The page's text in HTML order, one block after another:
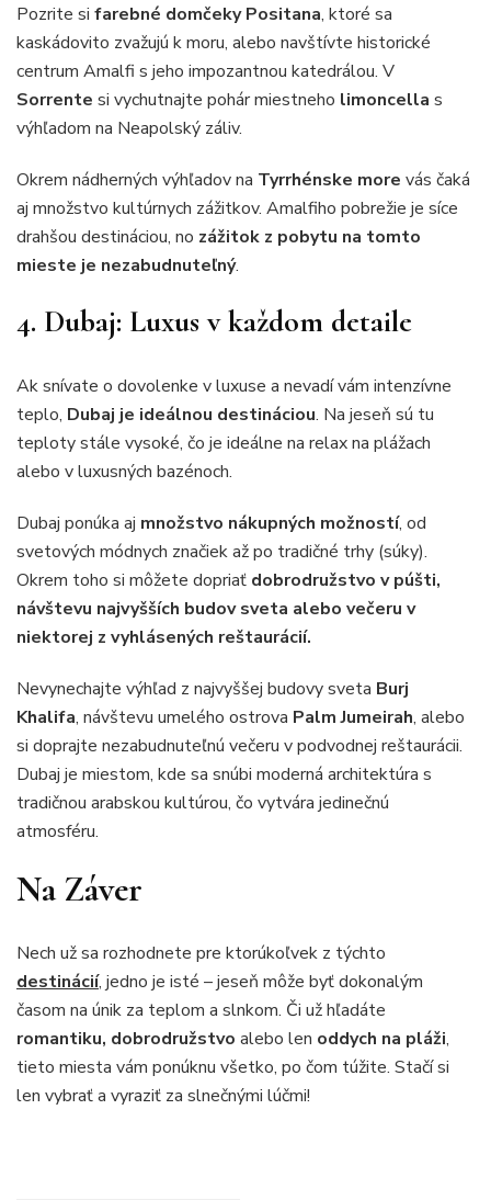
Pozrite si farebné domčeky Positana, ktoré sa
kaskádovito zvažujú k moru, alebo navštívte historické
centrum Amalfi s jeho impozantnou katedrálou. V
Sorrente si vychutnajte pohár miestneho limoncella s
výhľadom na Neapolský záliv.
Okrem nádherných výhľadov na Tyrrhénske more vás čaká
aj množstvo kultúrnych zážitkov. Amalfiho pobrežie je síce
drahšou destináciou, no zážitok z pobytu na tomto
mieste je nezabudnuteľný.
4. Dubaj: Luxus v každom detaile
Ak snívate o dovolenke v luxuse a nevadí vám intenzívne
teplo, Dubaj je ideálnou destináciou. Na jeseň sú tu
teploty stále vysoké, čo je ideálne na relax na plážach
alebo v luxusných bazénoch.
Dubaj ponúka aj množstvo nákupných možností, od
svetových módnych značiek až po tradičné trhy (súky).
Okrem toho si môžete dopriať dobrodružstvo v púšti,
návštevu najvyšších budov sveta alebo večeru v
niektorej z vyhlásených reštaurácií.
Nevynechajte výhľad z najvyššej budovy sveta Burj
Khalifa, návštevu umelého ostrova Palm Jumeirah, alebo
si doprajte nezabudnuteľnú večeru v podvodnej reštaurácii.
Dubaj je miestom, kde sa snúbi moderná architektúra s
tradičnou arabskou kultúrou, čo vytvára jedinečnú
atmosféru.
Na Záver
Nech už sa rozhodnete pre ktorúkoľvek z týchto
destinácií, jedno je isté – jeseň môže byť dokonalým
časom na únik za teplom a slnkom. Či už hľadáte
romantiku, dobrodružstvo alebo len oddych na pláži,
tieto miesta vám ponúknu všetko, po čom túžite. Stačí si
len vybrať a vyraziť za slnečnými lúčmi!